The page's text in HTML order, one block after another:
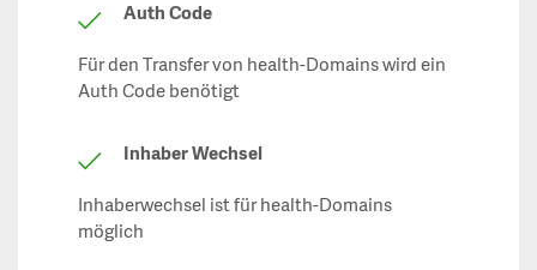
Auth Code
Für den Transfer von health-Domains wird ein
Auth Code benötigt
Inhaber Wechsel
Inhaberwechsel ist für health-Domains
möglich